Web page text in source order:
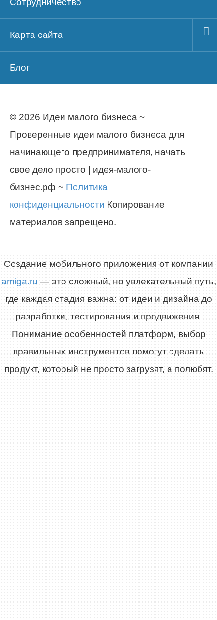
Сотрудничество
Карта сайта
Блог
© 2026 Идеи малого бизнеса ~
Проверенные идеи малого бизнеса для
начинающего предпринимателя, начать
свое дело просто | идея-малого-
бизнес.рф ~ Политика
конфиденциальности Копирование
материалов запрещено.
Создание мобильного приложения от компании
amiga.ru — это сложный, но увлекательный путь,
где каждая стадия важна: от идеи и дизайна до
разработки, тестирования и продвижения.
Понимание особенностей платформ, выбор
правильных инструментов помогут сделать
продукт, который не просто загрузят, а полюбят.